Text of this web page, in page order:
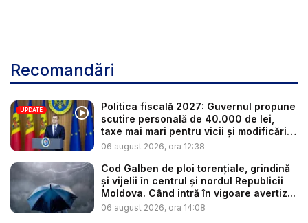
Recomandări
UPDATE
Politica fiscală 2027: Guvernul propune
scutire personală de 40.000 de lei,
taxe mai mari pentru vicii și modificări
l...
06 august 2026, ora 12:38
Cod Galben de ploi torențiale, grindină
și vijelii în centrul și nordul Republicii
Moldova. Când intră în vigoare avertiz...
06 august 2026, ora 14:08